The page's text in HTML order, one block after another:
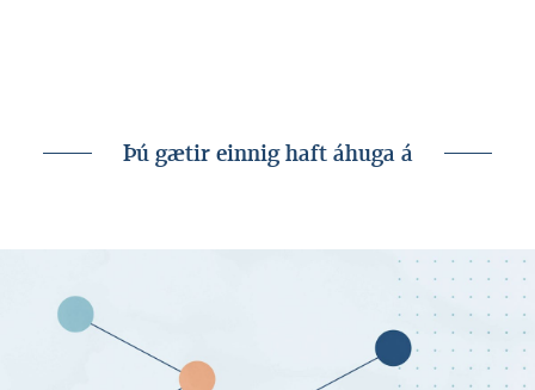
Þú gætir einnig haft áhuga á